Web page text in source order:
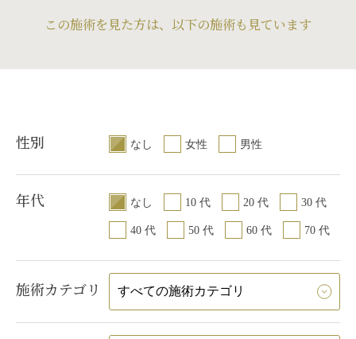
この施術を見た方は、以下の施術も見ています
性別 なし 女性 男性
年代 なし 10 代 20 代 30 代
40 代 50 代 60 代 70 代
施術カテゴリ